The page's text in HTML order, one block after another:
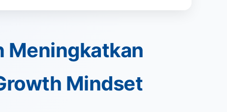
Meningkatkan
Mindset